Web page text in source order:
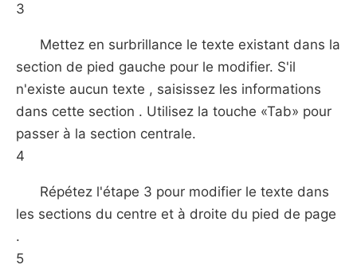
3
Mettez en surbrillance le texte existant dans la
section de pied gauche pour le modifier. S'il
n'existe aucun texte , saisissez les informations
dans cette section . Utilisez la touche «Tab» pour
passer à la section centrale.
4
Répétez l'étape 3 pour modifier le texte dans
les sections du centre et à droite du pied de page
.
5